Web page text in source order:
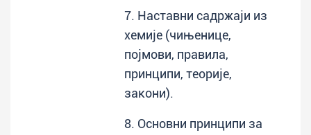
7. Наставни садржаји из
хемије (чињенице,
појмови, правила,
принципи, теорије,
закони).
8. Основни принципи за